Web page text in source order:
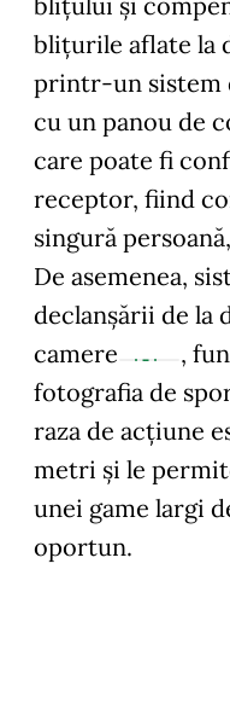
blițurile aflate la
printr-un sistem
cu un panou de
care poate fi
receptor, fiind
singură
De asemenea,
declanșării de la
camere
,
fotografia de
raza de acțiune
metri și le
unei game largi
oportun.